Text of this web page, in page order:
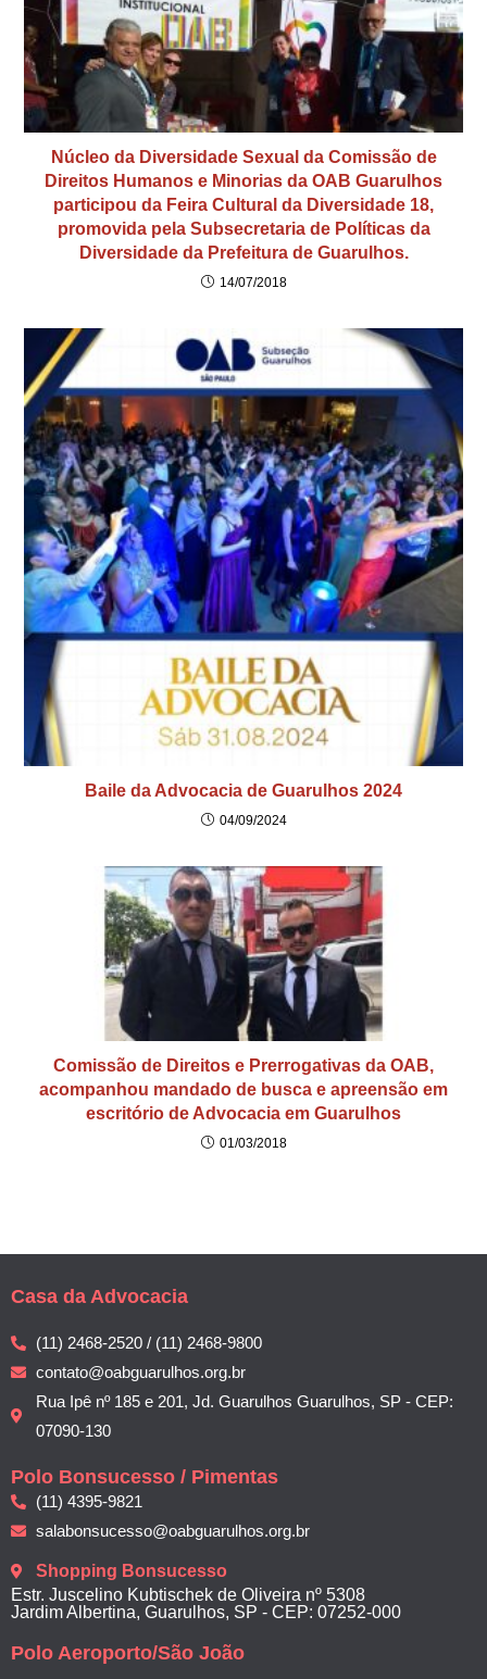
Núcleo da Diversidade Sexual da Comissão de
Direitos Humanos e Minorias da OAB Guarulhos
participou da Feira Cultural da Diversidade 18,
promovida pela Subsecretaria de Políticas da
Diversidade da Prefeitura de Guarulhos.
14/07/2018
Baile da Advocacia de Guarulhos 2024
04/09/2024
Comissão de Direitos e Prerrogativas da OAB,
acompanhou mandado de busca e apreensão em
escritório de Advocacia em Guarulhos
01/03/2018
Casa da Advocacia
(11) 2468-2520 / (11) 2468-9800
contato@oabguarulhos.org.br
Rua Ipê nº 185 e 201, Jd. Guarulhos Guarulhos, SP - CEP:
07090-130
Polo Bonsucesso / Pimentas
(11) 4395-9821
salabonsucesso@oabguarulhos.org.br
Shopping Bonsucesso
Estr. Juscelino Kubtischek de Oliveira nº 5308
Jardim Albertina, Guarulhos, SP - CEP: 07252-000
Polo Aeroporto/São João